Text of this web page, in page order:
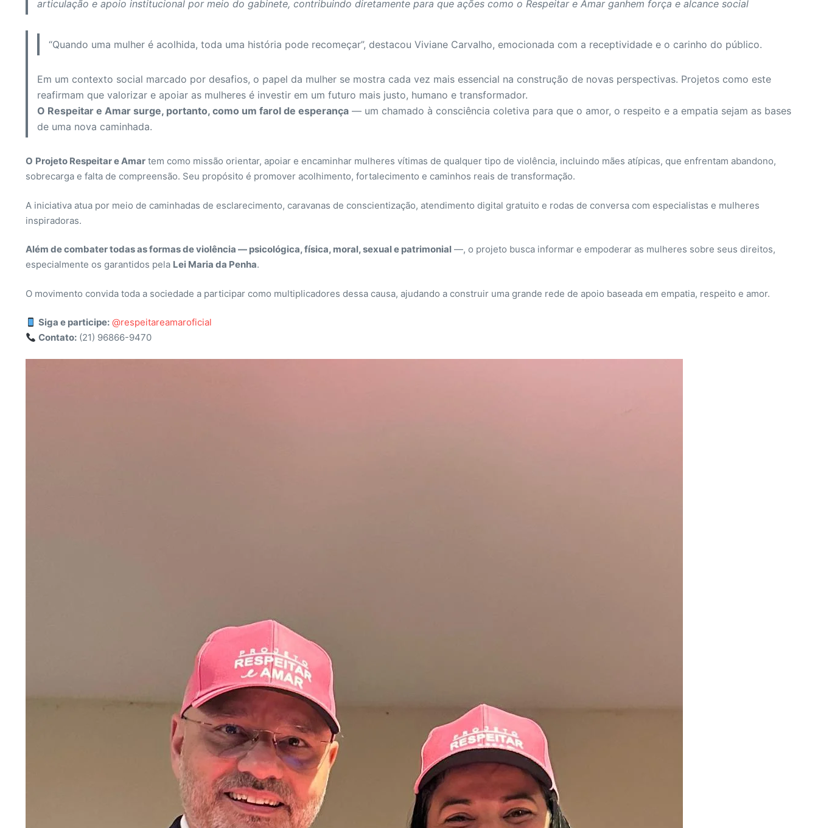
articulação e apoio institucional por meio do gabinete, contribuindo diretamente para que ações como o Respeitar e Amar ganhem força e alcance social
“Quando uma mulher é acolhida, toda uma história pode recomeçar”, destacou Viviane Carvalho, emocionada com a receptividade e o carinho do público.
Em um contexto social marcado por desafios, o papel da mulher se mostra cada vez mais essencial na construção de novas perspectivas. Projetos como este
reafirmam que valorizar e apoiar as mulheres é investir em um futuro mais justo, humano e transformador.
O Respeitar e Amar surge, portanto, como um farol de esperança— um chamado à consciência coletiva para que o amor, o respeito e a empatia sejam as bases
de uma nova caminhada.
O Projeto Respeitar e Amar tem como missão orientar, apoiar e encaminhar mulheres vítimas de qualquer tipo de violência, incluindo mães atípicas, que enfrentam abandono,
sobrecarga e falta de compreensão. Seu propósito é promover acolhimento, fortalecimento e caminhos reais de transformação.
A iniciativa atua por meio de caminhadas de esclarecimento, caravanas de conscientização, atendimento digital gratuito e rodas de conversa com especialistas e mulheres
inspiradoras.
Além de combater todas as formas de violência — psicológica, física, moral, sexual e patrimonial —, o projeto busca informar e empoderar as mulheres sobre seus direitos,
especialmente os garantidos pela Lei Maria da Penha.
O movimento convida toda a sociedade a participar como multiplicadores dessa causa, ajudando a construir uma grande rede de apoio baseada em empatia, respeito e amor.
Siga e participe: @respeitareamaroficial
Contato: (21) 96866-9470